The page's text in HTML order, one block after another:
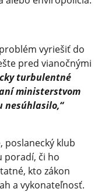
vyriešiť do
pred vianočnými
turbulentné
ministerstvom
nesúhlasilo,“
poslanecký klub
poradí, či ho
kto zákon
a vykonateľnosť.